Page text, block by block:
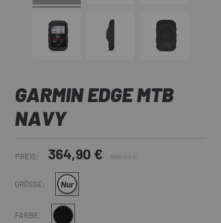
GARMIN EDGE MTB
NAVY
PREIS: 364,90 € 399,99 €
GRÖSSE: Nur
FARBE: Multi